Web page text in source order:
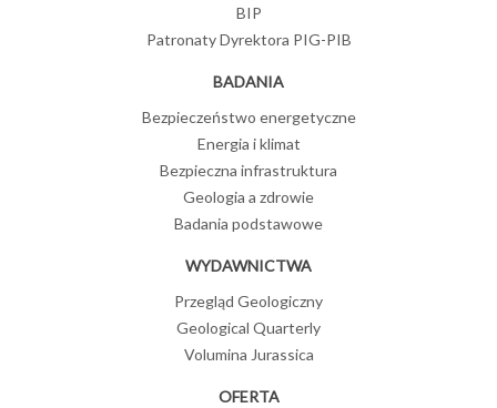
BIP
Patronaty Dyrektora PIG-PIB
BADANIA
Bezpieczeństwo energetyczne
Energia i klimat
Bezpieczna infrastruktura
Geologia a zdrowie
Badania podstawowe
WYDAWNICTWA
Przegląd Geologiczny
Geological Quarterly
Volumina Jurassica
OFERTA